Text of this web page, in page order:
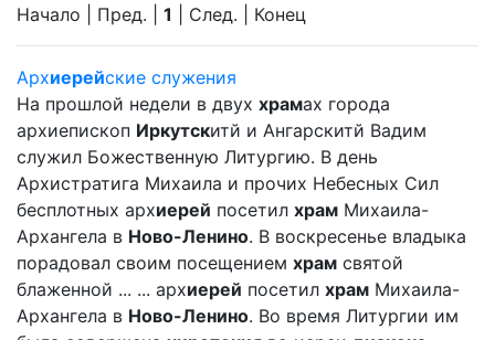
Начало | Пред. | 1 | След. | Конец
Архиерейские служения
На прошлой недели в двух храмах города
архиепископ Иркутскитй и Ангарскитй Вадим
служил Божественную Литургию. В день
Архистратига Михаила и прочих Небесных Сил
бесплотных архиерей посетил храм Михаила-
Архангела в Ново-Ленино. В воскресенье владыка
порадовал своим посещением храм святой
блаженной ... ... архиерей посетил храм Михаила-
Архангела в Ново-Ленино. Во время Литургии им